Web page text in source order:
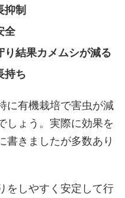
抑制
全
り結果カメムシが減る
持ち
に有機栽培で害虫が減
しょう。実際に効果を
書きましたが多数あり
をしやすく安定して行